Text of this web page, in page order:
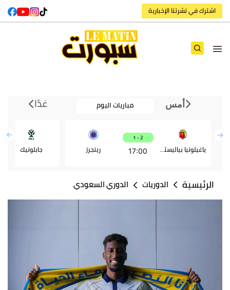
اشترك في نشرتنا الإخبارية
أمس مباريات اليوم غدًا
ياغيلونيا بياليستوك
2 - 1
17:00 رينجرز جابلونيك
الرئيسية الدوريات الدوري السعودي